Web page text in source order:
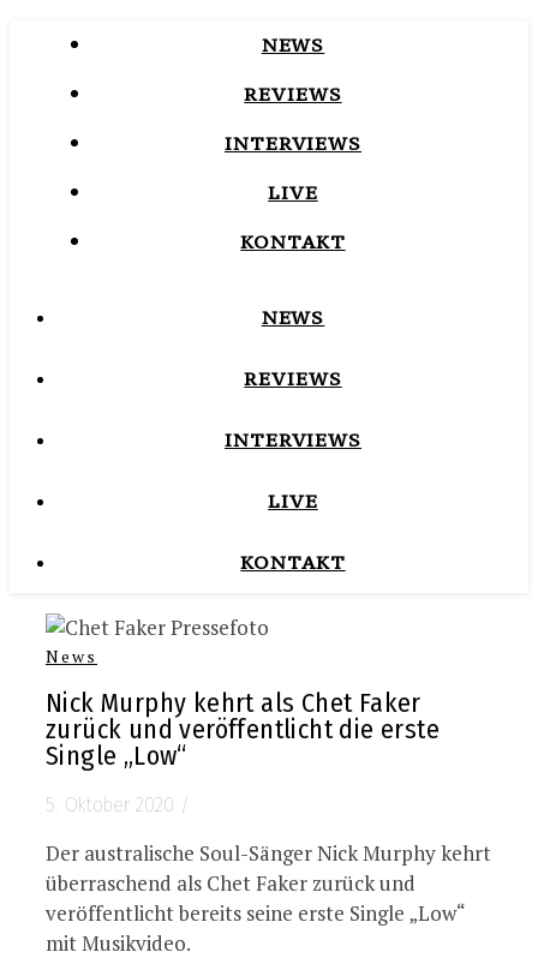
NEWS
REVIEWS
INTERVIEWS
LIVE
KONTAKT
NEWS
REVIEWS
INTERVIEWS
LIVE
KONTAKT
News
Nick Murphy kehrt als Chet Faker
zurück und veröffentlicht die erste
Single „Low“
5. Oktober 2020 /
Der australische Soul-Sänger Nick Murphy kehrt
überraschend als Chet Faker zurück und
veröffentlicht bereits seine erste Single „Low“
mit Musikvideo.